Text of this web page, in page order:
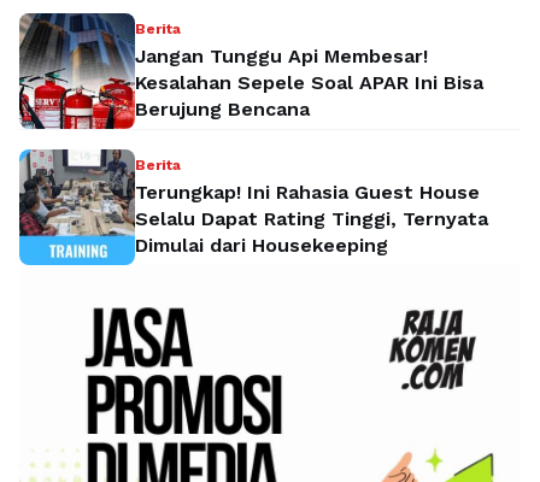
Berita
Jangan Tunggu Api Membesar!
Kesalahan Sepele Soal APAR Ini Bisa
Berujung Bencana
Berita
Terungkap! Ini Rahasia Guest House
Selalu Dapat Rating Tinggi, Ternyata
Dimulai dari Housekeeping